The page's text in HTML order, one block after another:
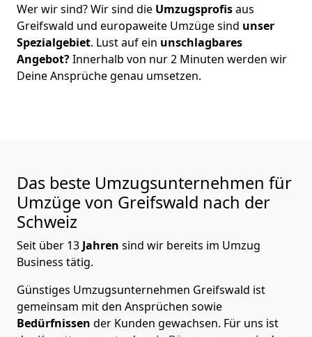
Wer wir sind? Wir sind die Umzugsprofisaus
Greifswald und europaweite Umzüge sind unser
Spezialgebiet. Lust auf ein unschlagbares
Angebot?Innerhalb von nur2 Minuten werden wir
Deine Ansprüche genau umsetzen.
Das beste Umzugsunternehmen für
Umzüge von Greifswald nach der
Schweiz
Seit über 13 Jahren sind wir bereits im Umzug
Business tätig.
Günstiges Umzugsunternehmen Greifswald ist
gemeinsam mit den Ansprüchen sowie
Bedürfnissen der Kunden gewachsen. Für uns ist